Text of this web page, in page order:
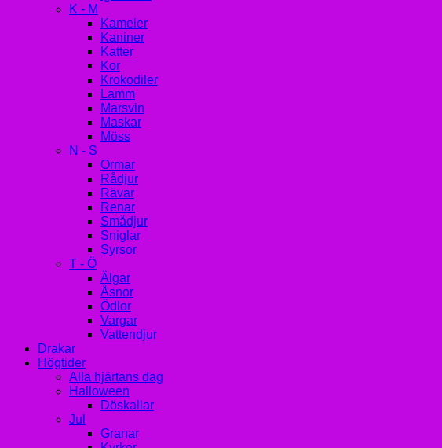
K - M
Kameler
Kaniner
Katter
Kor
Krokodiler
Lamm
Marsvin
Maskar
Möss
N - S
Ormar
Rådjur
Rävar
Renar
Smådjur
Sniglar
Syrsor
T - Ö
Älgar
Åsnor
Ödlor
Vargar
Vattendjur
Drakar
Högtider
Alla hjärtans dag
Halloween
Döskallar
Jul
Granar